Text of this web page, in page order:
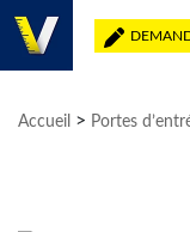
Accueil > Portes